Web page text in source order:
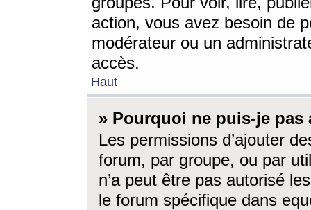
action, vous avez besoin de
modérateur ou un
accès.
Haut
» Pourquoi ne puis-je
Les permissions d’ajouter
forum, par groupe, ou par
n’a peut être pas autorisé
le forum spécifique dans